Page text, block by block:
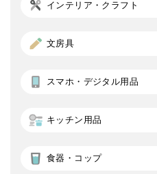
インテリア・クラフト
文房具
スマホ・デジタル用品
キッチン用品
食器・コップ